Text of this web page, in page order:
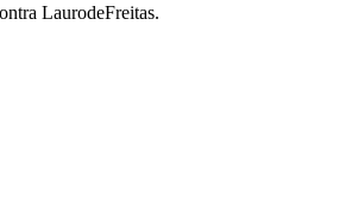
LaurodeFreitas.